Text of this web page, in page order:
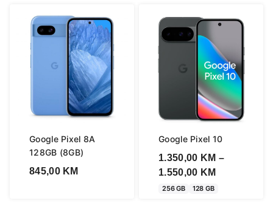
Google Pixel 8A
128GB (8GB)
845,00 KM
Google Pixel 10
1.350,00 KM –
1.550,00 KMPrice
256 GB 128 GB